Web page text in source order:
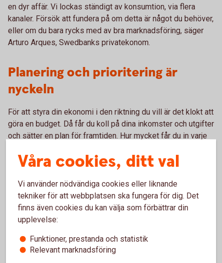
en dyr affär. Vi lockas ständigt av konsumtion, via flera
kanaler. Försök att fundera på om detta är något du behöver,
eller om du bara rycks med av bra marknadsföring, säger
Arturo Arques, Swedbanks privatekonom.
Planering och prioritering är
nyckeln
För att styra din ekonomi i den riktning du vill är det klokt att
göra en budget. Då får du koll på dina inkomster och utgifter
och sätter en plan för framtiden. Hur mycket får du in varje
undan en slant till sparande?
När du har gjort detta, då kan det vara dags att fundera på
din övriga konsumtion.
Prioritera det du behöver
Ha koll på de psykologiska säljknepen
Våra cookies, ditt val
Vi använder nödvändiga cookies eller liknande
tekniker för att webbplatsen ska fungera för dig. Det
finns även cookies du kan välja som förbättrar din
upplevelse:
Funktioner, prestanda och statistik
Relevant marknadsföring